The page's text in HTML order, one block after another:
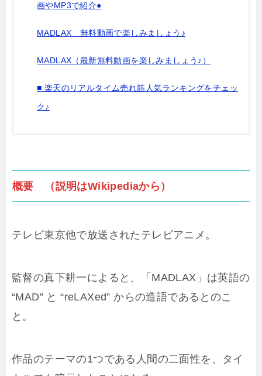
画やMP3で紹介●
MADLAX 無料動画で楽しみましょう♪
MADLAX（最新無料動画を楽しみましょう♪）
■ 楽天のリアルタイム売れ筋人気ランキングをチェッ
ク♪
概要 （説明はWikipediaから）
テレビ東京他で放送されたテレビアニメ。
監督の真下耕一によると、「MADLAX」は英語の
“MAD” と “reLAXed” からの造語であるとのこ
と。
作品のテーマの1つである人間の二面性を、タイ